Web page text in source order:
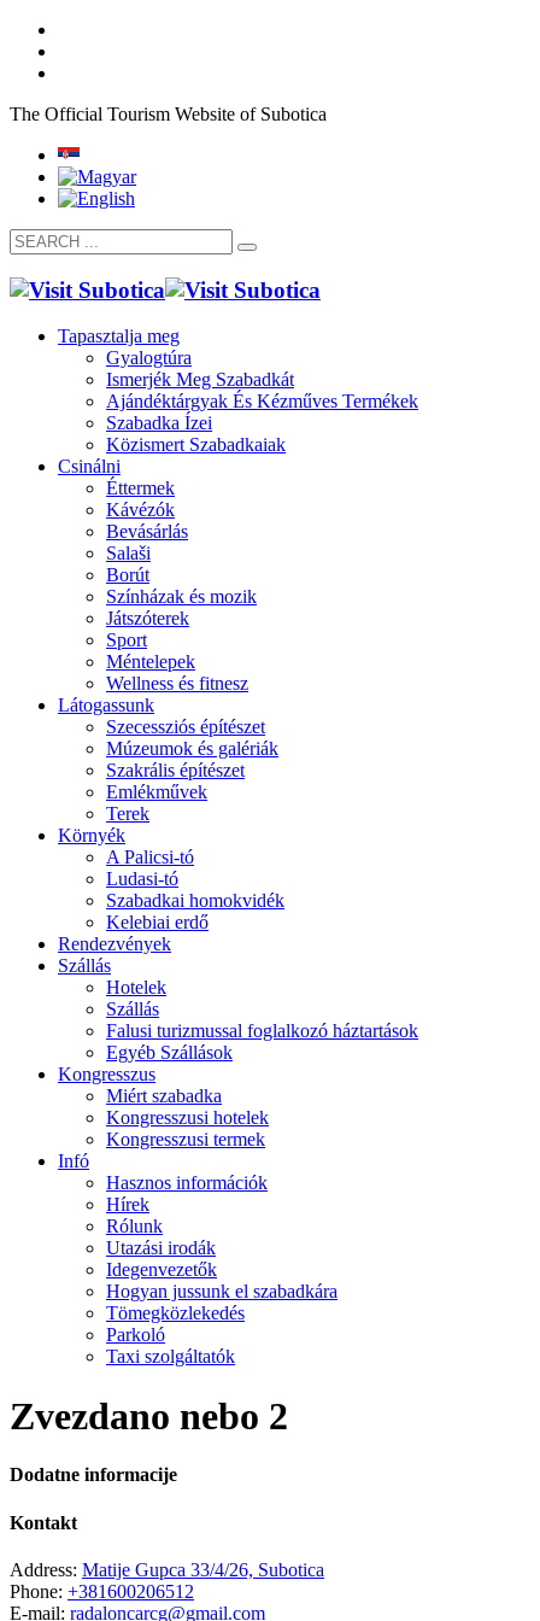
The Official Tourism Website of Subotica
Tapasztalja meg
Gyalogtúra
Ismerjék Meg Szabadkát
Ajándéktárgyak És Kézműves Termékek
Szabadka Ízei
Közismert Szabadkaiak
Csinálni
Éttermek
Kávézók
Bevásárlás
Salaši
Borút
Színházak és mozik
Játszóterek
Sport
Méntelepek
Wellness és fitnesz
Látogassunk
Szecessziós építészet
Múzeumok és galériák
Szakrális építészet
Emlékművek
Terek
Környék
A Palicsi-tó
Ludasi-tó
Szabadkai homokvidék
Kelebiai erdő
Rendezvények
Szállás
Hotelek
Szállás
Falusi turizmussal foglalkozó háztartások
Egyéb Szállások
Kongresszus
Miért szabadka
Kongresszusi hotelek
Kongresszusi termek
Infó
Hasznos információk
Hírek
Rólunk
Utazási irodák
Idegenvezetők
Hogyan jussunk el szabadkára
Tömegközlekedés
Parkoló
Taxi szolgáltatók
Zvezdano nebo 2
Dodatne informacije
Kontakt
Address: Matije Gupca 33/4/26, Subotica
Phone: +381600206512
E-mail: radaloncarcg@gmail.com